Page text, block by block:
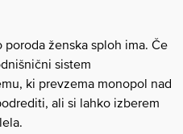
poroda ženska sploh ima. Če
sistem
ki prevzema monopol nad
ali si lahko izberem